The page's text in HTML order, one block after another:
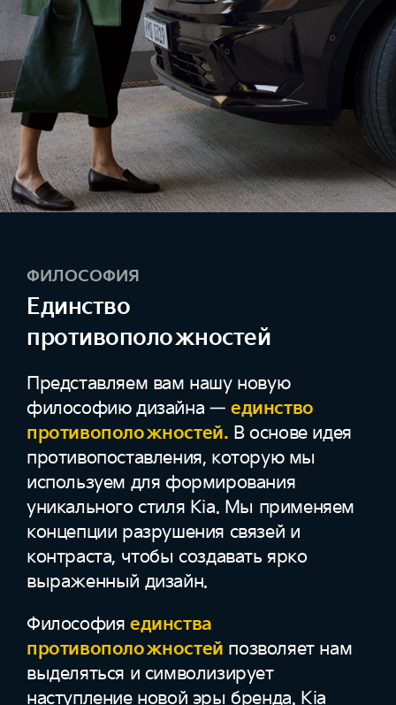
ФИЛОСОФИЯ
Единство
противоположностей
Представляем вам нашу новую
философию дизайна —единство
противоположностей. В основе идея
противопоставления, которую мы
используем для формирования
уникального стиля Kia. Мы применяем
концепции разрушения связей и
контраста, чтобы создавать ярко
выраженный дизайн.
Философия единства
противоположностей позволяет нам
выделяться и символизирует
наступление новой эры бренда. Kia